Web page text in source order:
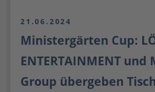
21.06.2024
Ministergärten Cup:
ENTERTAINMENT
Group übergeben